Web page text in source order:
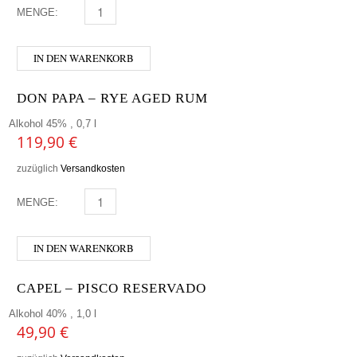
MENGE: PAO SITGES MENGE
IN DEN WARENKORB
DON PAPA – RYE AGED RUM
Alkohol 45% , 0,7 l
119,90 €
zuzüglich Versandkosten
MENGE: DON PAPA - RYE AGED RUM MENGE
IN DEN WARENKORB
CAPEL – PISCO RESERVADO
Alkohol 40% , 1,0 l
49,90 €